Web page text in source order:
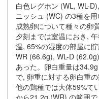
白色レグホン (WL, WL-
ニッシュ (WC) の3種を
成熟卵について種々の卵
夕刻までは室温におき,
温, 65%の湿度の部屋に
WR (66.6g), WL-D
あった。卵白重量は
で, 卵重に対する卵白重
他の鶏種では大体59%て
から21.2g (WR) の範囲